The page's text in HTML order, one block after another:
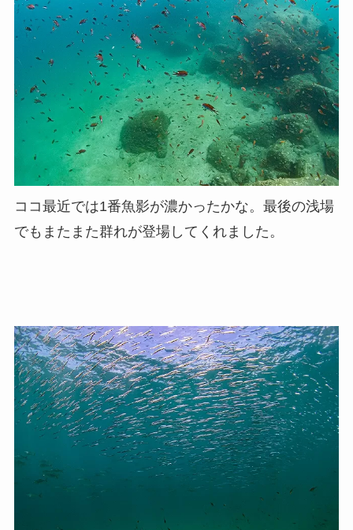
ココ最近では1番魚影が濃かったかな。最後の浅場
でもまたまた群れが登場してくれました。